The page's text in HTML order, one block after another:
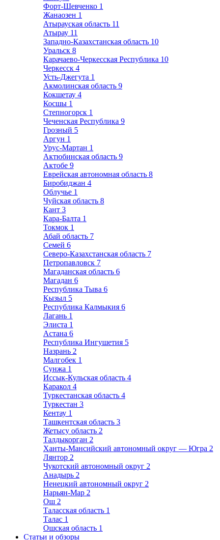
Форт-Шевченко 1
Жанаозен 1
Атырауская область 11
Атырау 11
Западно-Казахстанская область 10
Уральск 8
Карачаево-Черкесская Республика 10
Черкесск 4
Усть-Джегута 1
Акмолинская область 9
Кокшетау 4
Косшы 1
Степногорск 1
Чеченская Республика 9
Грозный 5
Аргун 1
Урус-Мартан 1
Актюбинская область 9
Актобе 9
Еврейская автономная область 8
Биробиджан 4
Облучье 1
Чуйская область 8
Кант 3
Кара-Балта 1
Токмок 1
Абай область 7
Семей 6
Северо-Казахстанская область 7
Петропавловск 7
Магаданская область 6
Магадан 6
Республика Тыва 6
Кызыл 5
Республика Калмыкия 6
Лагань 1
Элиста 1
Астана 6
Республика Ингушетия 5
Назрань 2
Малгобек 1
Сунжа 1
Иссык-Кульская область 4
Каракол 4
Туркестанская область 4
Туркестан 3
Кентау 1
Ташкентская область 3
Жетысу область 2
Талдыкорган 2
Ханты-Мансийский автономный округ — Югра 2
Лянтор 2
Чукотский автономный округ 2
Анадырь 2
Ненецкий автономный округ 2
Нарьян-Мар 2
Ош 2
Таласская область 1
Талас 1
Ошская область 1
Статьи и обзоры